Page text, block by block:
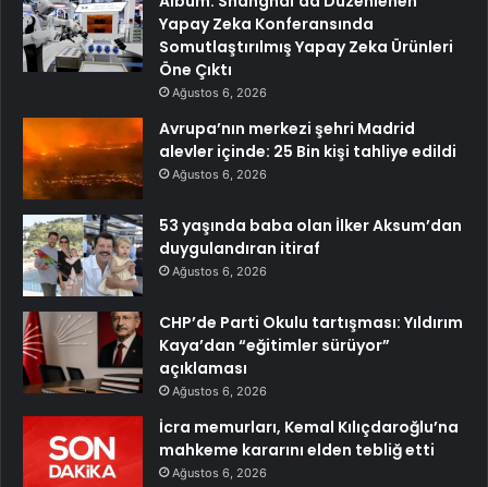
Yapay Zeka Konferansında
Somutlaştırılmış Yapay Zeka Ürünleri
Öne Çıktı
Ağustos 6, 2026
Avrupa’nın merkezi şehri Madrid
alevler içinde: 25 Bin kişi tahliye edildi
Ağustos 6, 2026
53 yaşında baba olan İlker Aksum’dan
duygulandıran itiraf
Ağustos 6, 2026
CHP’de Parti Okulu tartışması: Yıldırım
Kaya’dan “eğitimler sürüyor”
açıklaması
Ağustos 6, 2026
İcra memurları, Kemal Kılıçdaroğlu’na
mahkeme kararını elden tebliğ etti
Ağustos 6, 2026